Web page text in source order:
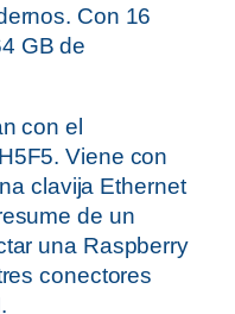
Con 16
GB de
con el
Viene con
clavija Ethernet
de un
una Raspberry
conectores